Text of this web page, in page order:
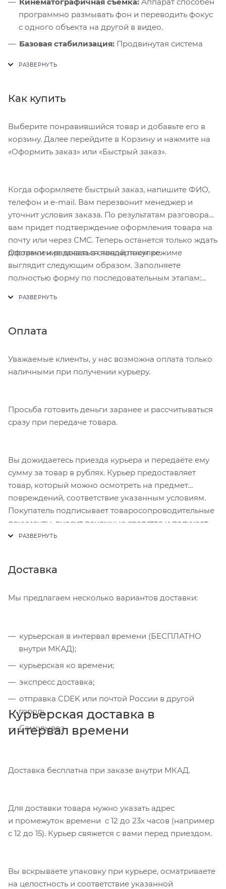
программно размывать фон и переводить фокус
с одного объекта на другой в видео.
Базовая стабилизация: Продвинутая система
снимков и в базовой модели.
хранилища составляет 128 ГБ, что позволяет
Как купить
Выберите понравившийся товар и добавьте его в
корзину. Далее перейдите в Корзину и нажмите на
«Оформить заказ» или «Быстрый заказ».
Когда оформляете быстрый заказ, напишите ФИО,
телефон и e-mail. Вам перезвонит менеджер и
уточнит условия заказа. По результатам разговора
вам придет подтверждение оформления товара на
почту или через СМС. Теперь останется только ждать
доставки и радоваться новой покупке.
Оформление заказа в стандартном режиме
выглядит следующим образом. Заполняете
полностью форму по последовательным этапам:
Нажмите кнопку «Оформить заказ».
Оплата
Уважаемые клиенты, у нас возможна оплата только
наличными при получении курьеру.
Просьба готовить деньги заранее и рассчитываться
сразу при передаче товара.
Вы дожидаетесь приезда курьера и передаёте ему
сумму за товар в рублях. Курьер предоставляет
товар, который можно осмотреть на предмет
повреждений, соответствие указанным условиям.
Покупатель подписывает товаросопроводительные
документы, вносит денежные средства и получает
чек.
Доставка
Мы предлагаем несколько вариантов доставки:
курьерская в интервал времени (БЕСПЛАТНО
внутри МКАД);
курьерская ко времени;
экспресс доставка;
отправка CDEK или почтой России в другой
город;
Самовывоз
Курьерская доставка в
интервал времени
Доставка бесплатна при заказе внутри МКАД.
Для доставки товара нужно указать адрес
и промежуток времени с 12 до 23х часов (например
с 12 до 15). Курьер свяжется с вами перед приездом.
Вы вскрываете упаковку при курьере, осматриваете
на целостность и соответствие указанной